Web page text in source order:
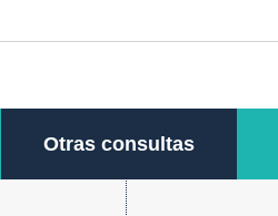
Otras consultas